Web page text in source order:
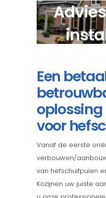
Een
oplossing
voor
Vanaf de eerste
verbouwen/
van hefschuifpuien
Kozijnen uw juiste